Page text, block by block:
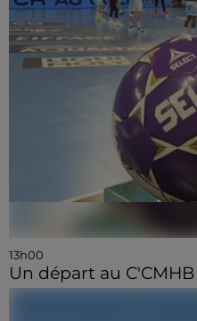
13h00
Un départ au C'CMHB